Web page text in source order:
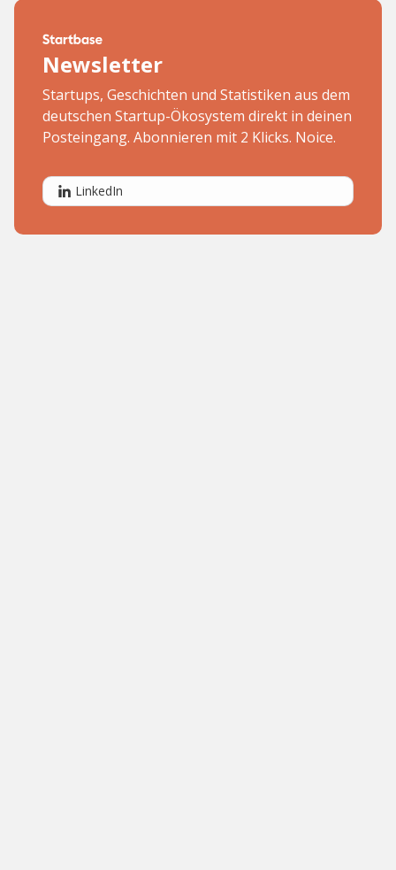
Newsletter
Startups, Geschichten und Statistiken aus dem
deutschen Startup-Ökosystem direkt in deinen
Posteingang. Abonnieren mit 2 Klicks. Noice.
LinkedIn